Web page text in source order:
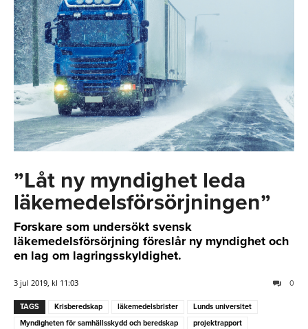
”Låt ny myndighet leda
läkemedelsförsörjningen”
Forskare som undersökt svensk
läkemedelsförsörjning föreslår ny myndighet och
en lag om lagringsskyldighet.
3 jul 2019, kl 11:03 0
TAGS Krisberedskap läkemedelsbrister
Lunds universitet
Myndigheten för samhällsskydd och beredskap
projektrapport